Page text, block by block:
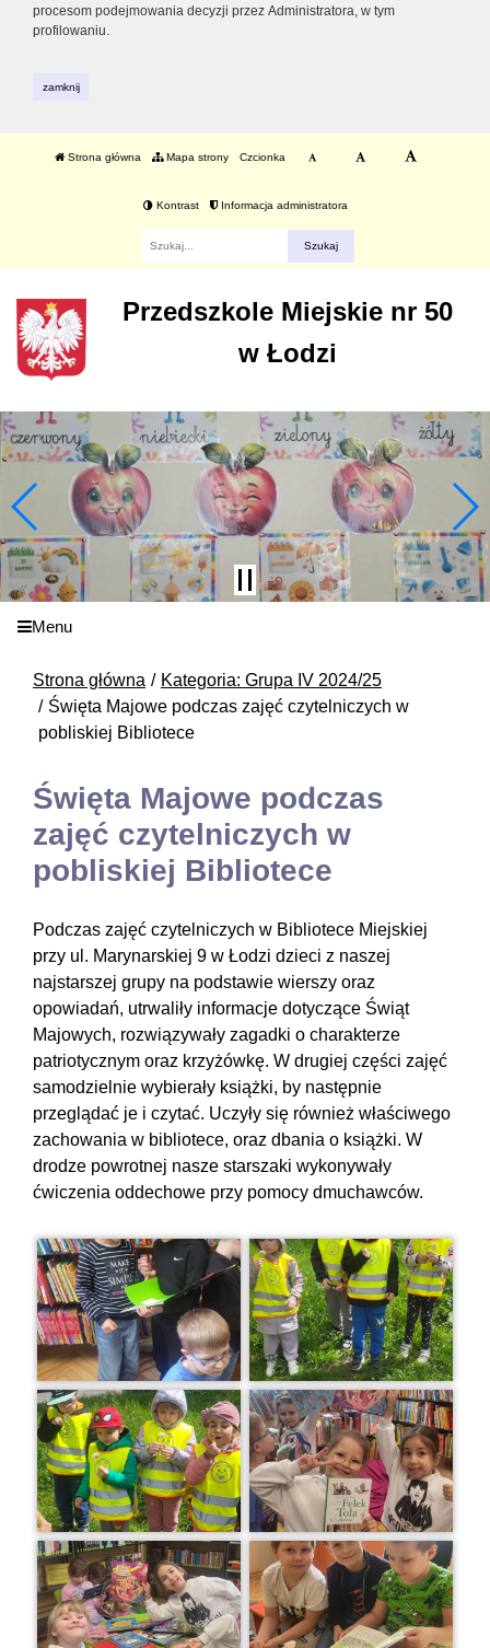
procesom podejmowania decyzji przez Administratora, w tym
profilowaniu.
zamknij
Strona główna Mapa strony Czcionka
Kontrast Informacja administratora
Przedszkole Miejskie nr 50
w Łodzi
Menu
Strona główna
Kategoria: Grupa IV 2024/25
Święta Majowe podczas zajęć czytelniczych w
pobliskiej Bibliotece
Święta Majowe podczas
zajęć czytelniczych w
pobliskiej Bibliotece
Podczas zajęć czytelniczych w Bibliotece Miejskiej
przy ul. Marynarskiej 9 w Łodzi dzieci z naszej
najstarszej grupy na podstawie wierszy oraz
opowiadań, utrwaliły informacje dotyczące Świąt
Majowych, rozwiązywały zagadki o charakterze
patriotycznym oraz krzyżówkę. W drugiej części zajęć
samodzielnie wybierały książki, by następnie
przeglądać je i czytać. Uczyły się również właściwego
zachowania w bibliotece, oraz dbania o książki. W
drodze powrotnej nasze starszaki wykonywały
ćwiczenia oddechowe przy pomocy dmuchawców.